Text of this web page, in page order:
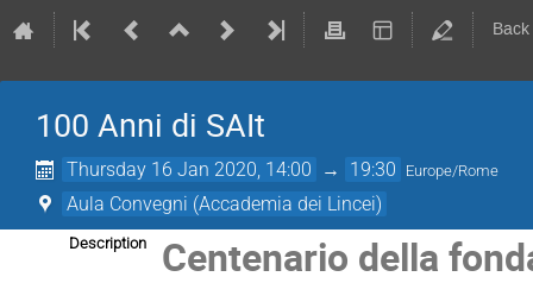
100 Anni di SAIt
Thursday 16 Jan 2020, 14:00 → 19:30 Europe/Rome
Aula Convegni (Accademia dei Lincei)
Description
Centenario della